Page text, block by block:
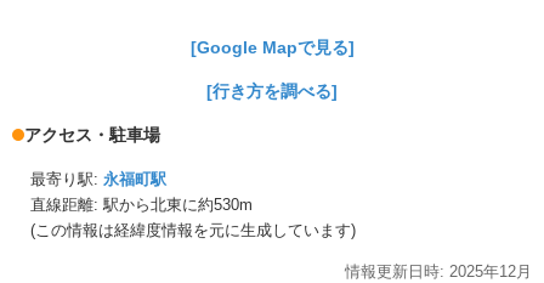
[Google Mapで見る]
[行き方を調べる]
アクセス・駐車場
最寄り駅: 永福町駅
直線距離: 駅から北東に約530m
(この情報は経緯度情報を元に生成しています)
情報更新日時: 2025年12月